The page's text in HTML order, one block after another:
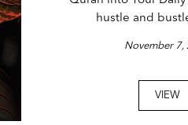
hustle and
November 7,
VIEW